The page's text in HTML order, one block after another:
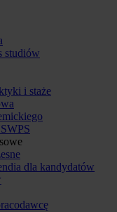
studiów
i staże
dla kandydatów